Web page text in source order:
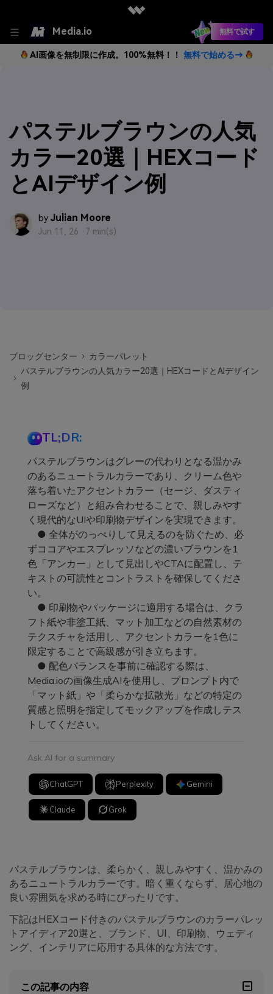
Media.io 無料で試す
AI画像を無制限に作成。100%無料！！ 無料で始める→
パステルブラウンの人気
カラー20選｜HEXコード
とAIデザイン例
by Julian Moore
Jun 11, 26 · 7 min(s)
ブロッグセンター
カラーパレット
パステルブラウンの人気カラー20選｜HEXコードとAIデザイン
例
TL;DR:
パステルブラウンはグレーの代わりとなる温かみ
のあるニュートラルカラーであり、クリーム色や
落ち着いたアクセントカラー（セージ、ダスティ
ローズなど）と組み合わせることで、親しみやす
く現代的なUIや印刷物デザインを実現できます。
● 全体がのっぺりして見えるのを防ぐため、必
ずココアやエスプレッソなどの濃いブラウンを1
色「アンカー」として見出しやCTAに配置し、テ
キストの可読性とコントラストを確保してくださ
い。
● 印刷物やパッケージに適用する場合は、クラ
フト紙や非塗工紙、マット加工などの自然素材の
テクスチャを活用し、アクセントカラーを1色に
限定することで高級感が引き立ちます。
● 配色バランスを事前に確認する際は、
Media.ioの画像生成AIを使用し、プロンプト内で
「マット紙」や「柔らかな拡散光」などの特定の
質感と照明を指定してモックアップを作成しテス
トしてください。
Ask AI for a summary
ChatGPT Perplexity Gemini
Claude Grok
パステルブラウンは、柔らかく、親しみやすく、温かみの
あるニュートラルカラーです。暗く重くならず、居心地の
良い雰囲気を求める時にぴったりです。
下記はHEXコード付きのパステルブラウンのカラーパレッ
トアイディア20選と、ブランド、UI、印刷物、ウェディ
ング、インテリアに応用する具体的な方法です。
この記事の内容